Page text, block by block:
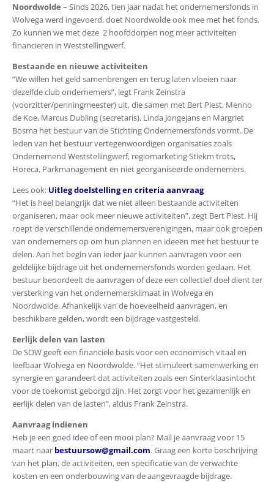
Noordwolde – Sinds 2026, tien jaar nadat het ondernemersfonds in
Wolvega werd ingevoerd, doet Noordwolde ook mee met het fonds.
Zo kunnen we met deze 2 hoofddorpen nog meer activiteiten
financieren in Weststellingwerf.
Bestaande en nieuwe activiteiten
“We willen het geld samenbrengen en terug laten vloeien naar
dezelfde club ondernemers”, legt Frank Zeinstra
(voorzitter/penningmeester) uit, die samen met Bert Piest, Menno
de Koe, Marcus Dubling (secretaris), Linda Jongejans en Margriet
Bosma het bestuur van de Stichting Ondernemersfonds vormt. De
leden van het bestuur vertegenwoordigen organisaties zoals
Ondernemend Weststellingwerf, regiomarketing Stiekm trots,
Horeca, Parkmanagement en niet georganiseerde ondernemers.
Lees ook: Uitleg doelstelling en criteria aanvraag
“Het is heel belangrijk dat we niet alleen bestaande activiteiten
organiseren, maar ook meer nieuwe activiteiten”, zegt Bert Piest. Hij
roept de verschillende ondernemersverenigingen, maar ook groepen
van ondernemers op om hun plannen en ideeën met het bestuur te
delen. Aan het begin van ieder jaar kunnen aanvragen voor een
geldelijke bijdrage uit het ondernemersfonds worden gedaan. Het
bestuur beoordeelt de aanvragen of deze een collectief doel dient ter
versterking van het ondernemersklimaat in Wolvega en
Noordwolde. Afhankelijk van de hoeveelheid aanvragen, en
beschikbare gelden, wordt een bijdrage vastgesteld.
Eerlijk delen van lasten
De SOW geeft een financiële basis voor een economisch vitaal en
leefbaar Wolvega en Noordwolde. “Het stimuleert samenwerking en
synergie en garandeert dat activiteiten zoals een Sinterklaasintocht
voor de toekomst geborgd zijn. Het zorgt voor het gezamenlijk en
eerlijk delen van de lasten”, aldus Frank Zeinstra.
Aanvraag indienen
Heb je een goed idee of een mooi plan? Mail je aanvraag voor 15
maart naar bestuursow@gmail.com. Graag een korte beschrijving
van het plan, de activiteiten, een specificatie van de verwachte
kosten en een onderbouwing van de aangevraagde bijdrage.